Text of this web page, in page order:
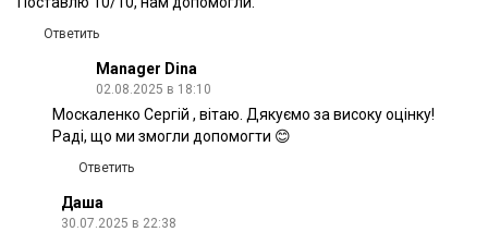
Ответить
Manager Dina
02.08.2025 в 18:10
Москаленко Сергій , вітаю. Дякуємо за високу оцінку!
Раді, що ми змогли допомогти 😊
Ответить
Даша
30.07.2025 в 22:38